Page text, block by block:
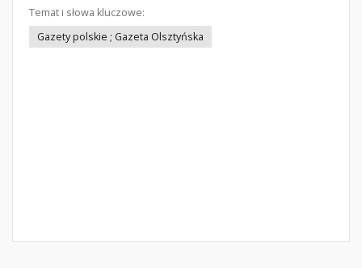
Temat i słowa kluczowe:
Gazety polskie ; Gazeta Olsztyńska